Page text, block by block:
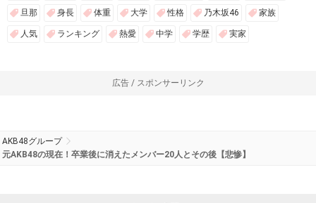
旦那 身長 体重 大学 性格 乃木坂46 家族
人気 ランキング 熱愛 中学 学歴 実家
広告 / スポンサーリンク